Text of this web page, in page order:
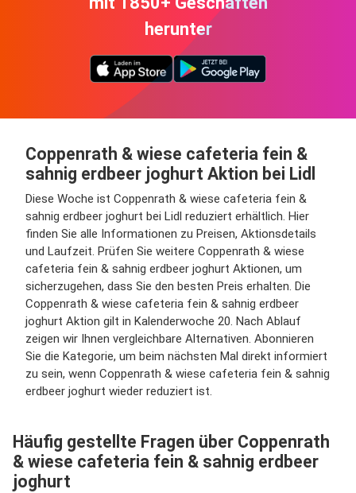
herunter
Coppenrath & wiese cafeteria fein &
sahnig erdbeer joghurt Aktion bei Lidl
Diese Woche ist Coppenrath & wiese cafeteria fein &
sahnig erdbeer joghurt bei Lidl reduziert erhältlich. Hier
finden Sie alle Informationen zu Preisen, Aktionsdetails
und Laufzeit. Prüfen Sie weitere Coppenrath & wiese
cafeteria fein & sahnig erdbeer joghurt Aktionen, um
sicherzugehen, dass Sie den besten Preis erhalten. Die
Coppenrath & wiese cafeteria fein & sahnig erdbeer
joghurt Aktion gilt in Kalenderwoche 20. Nach Ablauf
zeigen wir Ihnen vergleichbare Alternativen. Abonnieren
Sie die Kategorie, um beim nächsten Mal direkt informiert
zu sein, wenn Coppenrath & wiese cafeteria fein & sahnig
erdbeer joghurt wieder reduziert ist.
Häufig gestellte Fragen über Coppenrath
& wiese cafeteria fein & sahnig erdbeer
joghurt